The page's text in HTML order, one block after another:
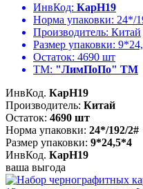
ИнвКод: КарН19
Норма упаковки: 24*/
Производитель: Китай
Размер упаковки:
Остаток: 4690 шт
ТМ: "ЛимПоПо" ТМ
ИнвКод. КарН19
Производитель: Китай
Остаток: 4690 шт
Норма упаковки: 24*/192/2#
Размер упаковки: 9*24,5*4
ИнвКод. КарН19
ваша выгода